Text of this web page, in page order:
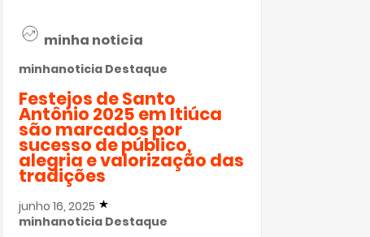
minha noticia
minhanoticia Destaque
Festejos de Santo
Antônio 2025 em Itiúca
são marcados por
sucesso de público,
alegria e valorização das
tradições
junho 16, 2025
minhanoticia Destaque